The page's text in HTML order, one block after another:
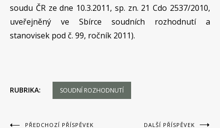
soudu ČR ze dne 10.3.2011, sp. zn. 21 Cdo 2537/2010,
uveřejněný ve Sbírce soudních rozhodnutí a
stanovisek pod č. 99, ročník 2011).
RUBRIKA: SOUDNÍ ROZHODNUTÍ
PŘEDCHOZÍ PŘÍSPĚVEK DALŠÍ PŘÍSPĚVEK